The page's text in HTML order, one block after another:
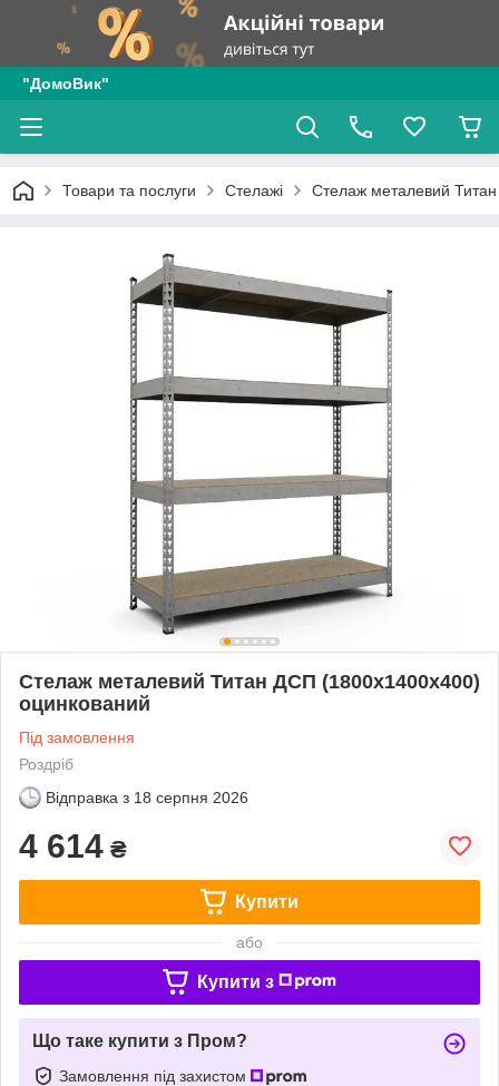
"ДомоВик"
Товари та послуги Стелажі Стелаж металевий
Стелаж металевий Титан ДСП (1800х1400х400)
оцинкований
Під замовлення
Роздріб
Відправка з 18 серпня 2026
4 614 ₴
Купити
або
Купити з
Що таке купити з Пром?
Замовлення під захистом